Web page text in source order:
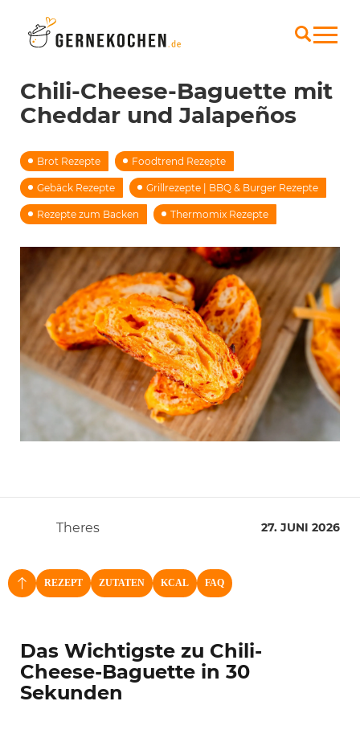
Chili-Cheese-Baguette mit
Cheddar und Jalapeños
Brot Rezepte Foodtrend Rezepte
Gebäck Rezepte Grillrezepte | BBQ & Burger Rezepte
Rezepte zum Backen Thermomix Rezepte
Theres 27. JUNI 2026
NACH OBEN
REZEPT ZUTATEN KCAL FAQ
Das Wichtigste zu Chili-
Cheese-Baguette in 30
Sekunden